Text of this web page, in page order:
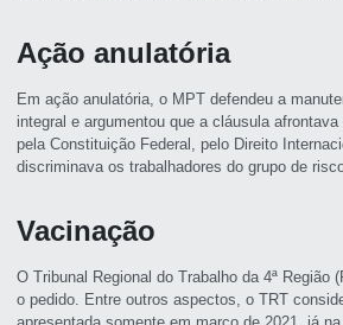
Ação anulatória
Em ação anulatória, o MPT defendeu a
integral e argumentou que a cláusula
pela Constituição Federal, pelo Direito
discriminava os trabalhadores do grupo de
Vacinação
O Tribunal Regional do Trabalho da 4ª Região
o pedido. Entre outros aspectos, o TRT